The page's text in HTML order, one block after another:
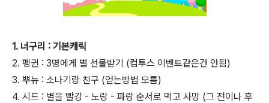
1. 너구리 : 기본캐릭
2. 펭귄 : 3명에게 별 선물받기 (컴투스 이벤트같은건 안됨)
3. 뿌뉴 : 소나기랑 친구 (얻는방법 모름)
4. 시드 : 별을 빨강 - 노랑 - 파랑 순서로 먹고 사망 (그 전이나 후